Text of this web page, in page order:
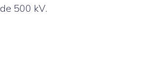
de 500 kV.